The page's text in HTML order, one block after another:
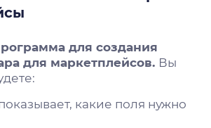
для создания
для маркетплейсов. Вы
какие поля нужно